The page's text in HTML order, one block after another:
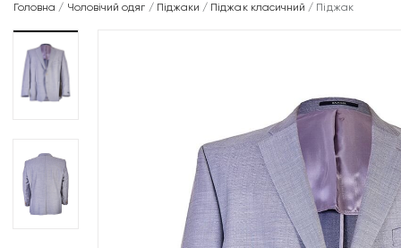
Головна / Чоловічий одяг / Піджаки / Піджак класичний / Піджак